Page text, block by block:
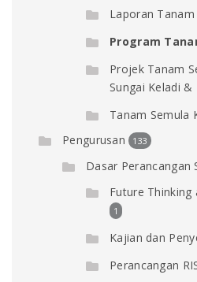
Laporan Tanam
Program
Projek Tanam
Sungai Keladi &
Tanam Semula
Pengurusan 133
Dasar Perancangan
Future Thinking
1
Kajian dan
Perancangan